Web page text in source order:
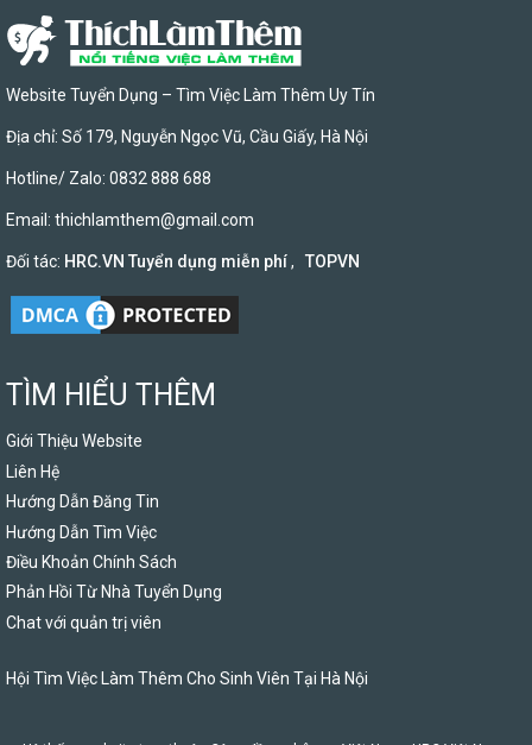
Website Tuyển Dụng – Tìm Việc Làm Thêm Uy Tín
Địa chỉ: Số 179, Nguyễn Ngọc Vũ, Cầu Giấy, Hà Nội
Hotline/ Zalo: 0832 888 688
Email: thichlamthem@gmail.com
Đối tác: HRC.VN Tuyển dụng miễn phí, TOPVN
TÌM HIỂU THÊM
Giới Thiệu Website
Liên Hệ
Hướng Dẫn Đăng Tin
Hướng Dẫn Tìm Việc
Điều Khoản Chính Sách
Phản Hồi Từ Nhà Tuyển Dụng
Chat với quản trị viên
Hội Tìm Việc Làm Thêm Cho Sinh Viên Tại Hà Nội